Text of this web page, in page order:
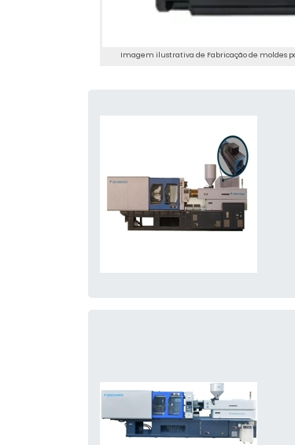
Imagem ilustrativa de Fabricação de moldes